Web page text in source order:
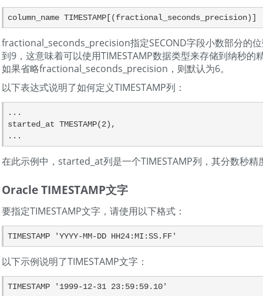
column_name TIMESTAMP[(fractional_seconds_precision)]
fractional_seconds_precision指定SECOND字段小数部分的
到9，这意味着可以使用TIMESTAMP数据类型来存储到纳秒的
如果省略fractional_seconds_precision，则默认为6。
以下表达式说明了如何定义TIMESTAMP列：
...
started_at TMESTAMP(2),
...
在此示例中，started_at列是一个TIMESTAMP列，其分数秒精
Oracle TIMESTAMP文字
要指定TIMESTAMP文字，请使用以下格式：
TIMESTAMP 'YYYY-MM-DD HH24:MI:SS.FF'
以下示例说明了TIMESTAMP文字：
TIMESTAMP '1999-12-31 23:59:59.10'